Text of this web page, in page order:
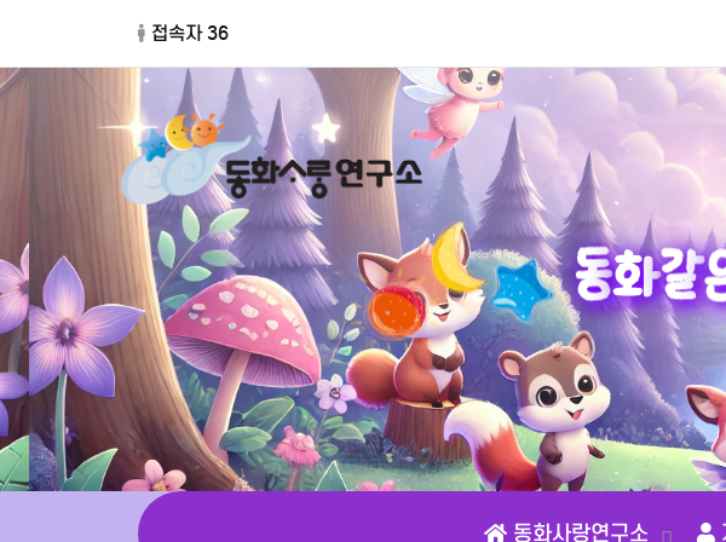
접속자 36
동화같
동화사랑연구소